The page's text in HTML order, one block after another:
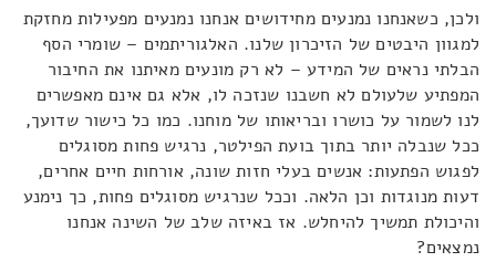
ולכן, כשאנחנו נמנעים מחידושים אנחנו נמנעים מפעילות מחזקת
למגוון היבטים של הזיכרון שלנו. האלגוריתמים – שומרי הסף
הבלתי נראים של המידע – לא רק מונעים מאיתנו את החיבור
המפתיע שלעולם לא חשבנו שנזכה לו, אלא גם אינם מאפשרים
לנו לשמור על כושרו ובריאותו של מוחנו. כמו כל כישור שדועך,
ככל שנבלה יותר בתוך בועת הפילטר, נרגיש פחות מסוגלים
לפגוש הפתעות: אנשים בעלי חזות שונה, אורחות חיים אחרים,
דעות מנוגדות וכן הלאה. וככל שנרגיש מסוגלים פחות, כך נימנע
והיכולת תמשיך להיחלש. אז באיזה שלב של השינה אנחנו
נמצאים?